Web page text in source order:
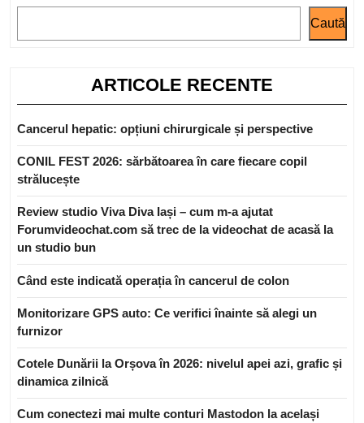
Caută
ARTICOLE RECENTE
Cancerul hepatic: opțiuni chirurgicale și perspective
CONIL FEST 2026: sărbătoarea în care fiecare copil
strălucește
Review studio Viva Diva Iași – cum m-a ajutat
Forumvideochat.com să trec de la videochat de acasă la
un studio bun
Când este indicată operația în cancerul de colon
Monitorizare GPS auto: Ce verifici înainte să alegi un
furnizor
Cotele Dunării la Orșova în 2026: nivelul apei azi, grafic și
dinamica zilnică
Cum conectezi mai multe conturi Mastodon la același